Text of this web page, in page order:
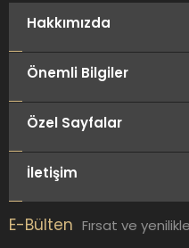
Hakkımızda
Önemli Bilgiler
Özel Sayfalar
İletişim
E-Bülten Fırsat ve